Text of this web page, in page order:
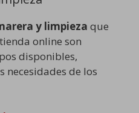
y limpieza que
online son
disponibles,
necesidades de los